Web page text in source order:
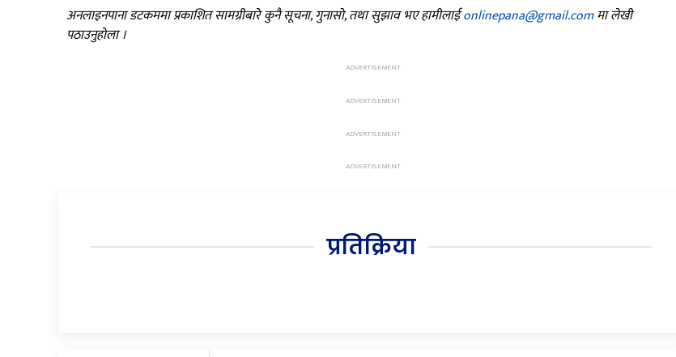
अनलाइनपाना डटकममा प्रकाशित सामग्रीबारे कुनै सूचना, गुनासो, तथा सुझाव भए हामीलाईonlinepana@gmail.comमा लेखी
पठाउनुहोला ।
प्रतिक्रिया